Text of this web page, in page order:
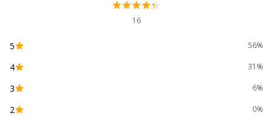
16
5 56%
4 31%
3 6%
2 0%